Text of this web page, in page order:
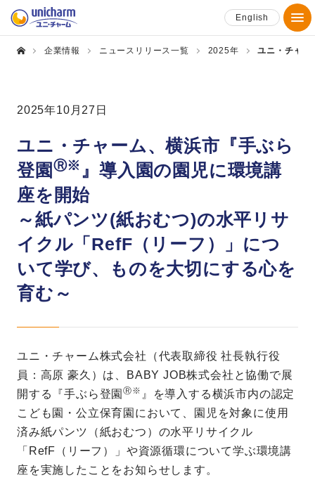
English
企業情報 ニュースリリース一覧 2025年 ユニ・チャー
2025年10月27日
ユニ・チャーム、横浜市『手ぶら
登園Ⓡ※ 』導入園の園児に環境講
座を開始
～紙パンツ(紙おむつ)の水平リサ
イクル「RefF（リーフ）」につ
いて学び、ものを大切にする心を
育む～
ユニ・チャーム株式会社（代表取締役 社長執行役
員：高原 豪久）は、BABY JOB株式会社と協働で展
開する『手ぶら登園Ⓡ※ 』を導入する横浜市内の認定
こども園・公立保育園において、園児を対象に使用
済み紙パンツ（紙おむつ）の水平リサイクル
「RefF（リーフ）」や資源循環について学ぶ環境講
座を実施したことをお知らせします。